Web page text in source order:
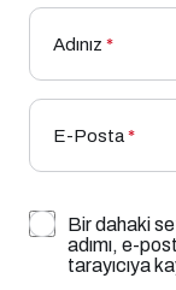
Adınız *
E-Posta*
Bir dahaki
adımı, e-
tarayıcıya